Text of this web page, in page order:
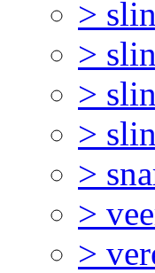
>
>
>
>
>
>
>